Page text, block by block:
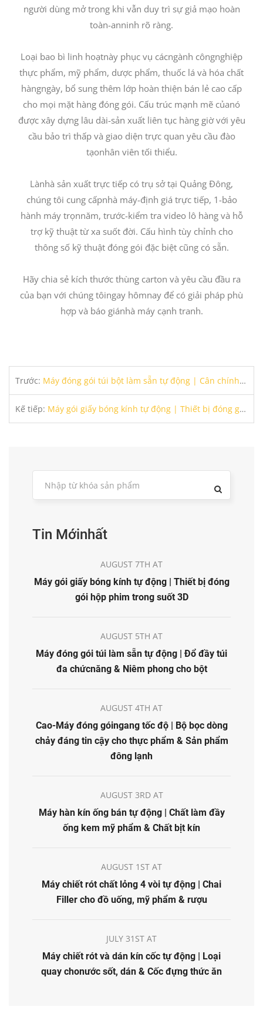
người dùng mở trong khi vẫn duy trì sự giả mạo hoàn
toàn-anninh rõ ràng.
Loại bao bì linh hoạtnày phục vụ cácngành côngnghiệp
thực phẩm, mỹ phẩm, dược phẩm, thuốc lá và hóa chất
hàngngày, bổ sung thêm lớp hoàn thiện bán lẻ cao cấp
cho mọi mặt hàng đóng gói. Cấu trúc mạnh mẽ củanó
được xây dựng lâu dài-sản xuất liên tục hàng giờ với yêu
cầu bảo trì thấp và giao diện trực quan yêu cầu đào
tạonhân viên tối thiểu.
Lànhà sản xuất trực tiếp có trụ sở tại Quảng Đông,
chúng tôi cung cấpnhà máy-định giá trực tiếp, 1-bảo
hành máy trọnnăm, trước-kiểm tra video lô hàng và hỗ
trợ kỹ thuật từ xa suốt đời. Cấu hình tùy chỉnh cho
thông số kỹ thuật đóng gói đặc biệt cũng có sẵn.
Hãy chia sẻ kích thước thùng carton và yêu cầu đầu ra
của bạn với chúng tôingay hômnay để có giải pháp phù
hợp và báo giánhà máy cạnh tranh.
Trước: Máy đóng gói túi bột làm sẵn tự động | Cân chính xác & Hệ thống điền
Kế tiếp: Máy gói giấy bóng kính tự động | Thiết bị đóng gói hộp phim trong suốt 3D
Tin Mớinhất
AUGUST 7TH AT
Máy gói giấy bóng kính tự động | Thiết bị đóng
gói hộp phim trong suốt 3D
AUGUST 5TH AT
Máy đóng gói túi làm sẵn tự động | Đổ đầy túi
đa chứcnăng & Niêm phong cho bột
AUGUST 4TH AT
Cao-Máy đóng góingang tốc độ | Bộ bọc dòng
chảy đáng tin cậy cho thực phẩm & Sản phẩm
đông lạnh
AUGUST 3RD AT
Máy hàn kín ống bán tự động | Chất làm đầy
ống kem mỹ phẩm & Chất bịt kín
AUGUST 1ST AT
Máy chiết rót chất lỏng 4 vòi tự động | Chai
Filler cho đồ uống, mỹ phẩm & rượu
JULY 31ST AT
Máy chiết rót và dán kín cốc tự động | Loại
quay chonước sốt, dán & Cốc đựng thức ăn